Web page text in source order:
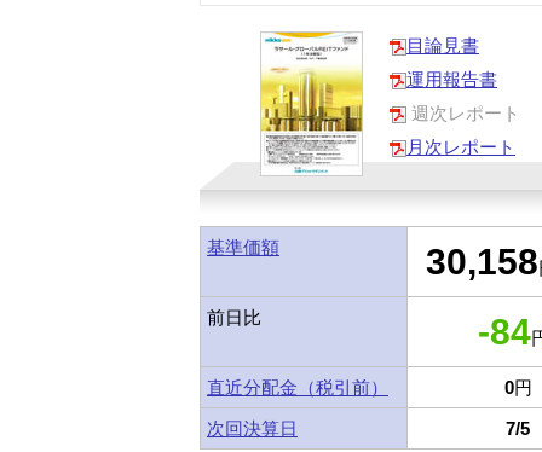
目論見書
運用報告書
週次レポート
月次レポート
基準価額 30,158
前日比 -84
直近分配金（税引前） 0円
次回決算日
7/5